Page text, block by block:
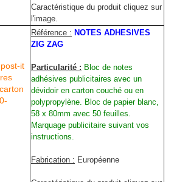
Caractéristique du produit cliquez sur
l'image.
Référence : NOTES ADHESIVES
ZIG ZAG
Particularité : Bloc de notes
adhésives publicitaires avec un
dévidoir en carton couché ou en
polypropylène. Bloc de papier blanc,
58 x 80mm avec 50 feuilles.
Marquage publicitaire suivant vos
instructions.
Fabrication : Européenne